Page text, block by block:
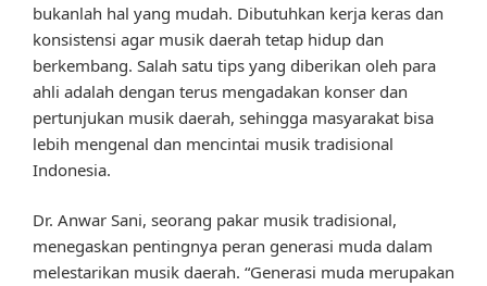
bukanlah hal yang mudah. Dibutuhkan kerja keras dan
konsistensi agar musik daerah tetap hidup dan
berkembang. Salah satu tips yang diberikan oleh para
ahli adalah dengan terus mengadakan konser dan
pertunjukan musik daerah, sehingga masyarakat bisa
lebih mengenal dan mencintai musik tradisional
Indonesia.
Dr. Anwar Sani, seorang pakar musik tradisional,
menegaskan pentingnya peran generasi muda dalam
melestarikan musik daerah. “Generasi muda merupakan